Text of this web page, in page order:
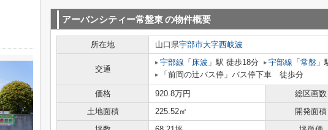
アーバンシティー常盤東の物件概要
所在地 山口県宇部市大字西岐波
交通
宇部線 「 床波 」駅 徒歩18分 宇部線 「 常盤 」
「前岡の辻バス停」バス停下車 徒歩分
価格 920.8万円 総区画数
土地面積
225.52㎡ 開発面積